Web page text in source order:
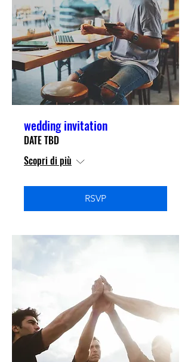
wedding invitation
DATE TBD
Scopri di più
RSVP